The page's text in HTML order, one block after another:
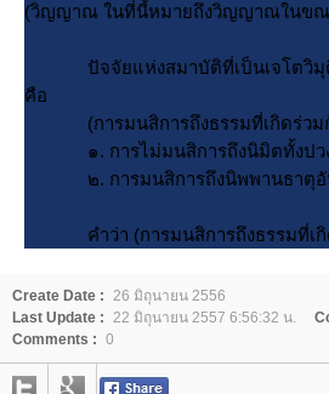
(วิญญาณ ในที่นี้หมายถึงวิญญาณในขณ
ปัจจัยแห่งสมาบัติที่เป็นเจโตวิมุติ
คือ
(การมนสิการถึงธรรมที่เกิดร่วม
๑. การไม่มนสิการถึงนิมิตทั้งปวง
๒. การมนสิการถึงนิพพานธาตุอั
คำว่า (การมนสิการถึงธรรมที่เกิ
Create Date : 26 มิถุนายน 2556
Last Update : 22 มิถุนายน 2557 6:56:32 น.
Comments : 0